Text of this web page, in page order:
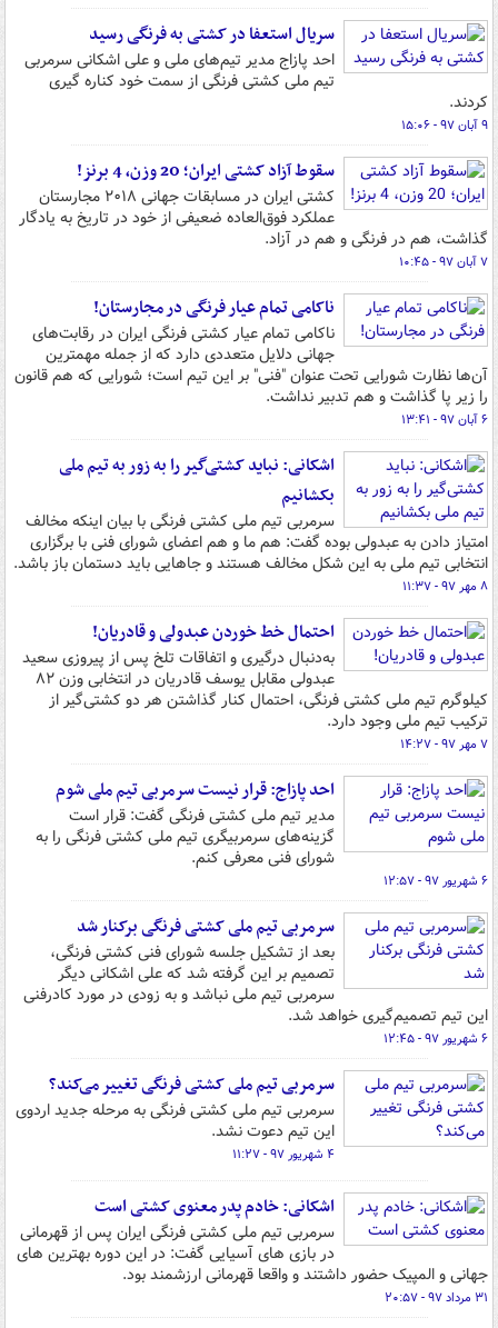
سریال استعفا در کشتی به فرنگی رسید
احد پازاج مدیر تیم‌های ملی و علی اشکانی سرمربی
تیم ملی کشتی فرنگی از سمت خود کناره گیری
کردند.
۹ آبان ۹۷ - ۱۵:۰۶
سقوط آزاد کشتی ایران؛ 20 وزن، 4 برنز!
کشتی‌ ایران در مسابقات جهانی ۲۰۱۸ مجارستان
عملکرد فوق‌العاده ضعیفی از خود در تاریخ به یادگار
گذاشت، هم در فرنگی و هم در آزاد.
۷ آبان ۹۷ - ۱۰:۴۵
ناکامی تمام عیار فرنگی در مجارستان!
ناکامی تمام عیار کشتی فرنگی ایران در رقابت‌های
جهانی دلایل متعددی دارد که از جمله مهمترین
آن‌ها نظارت شورایی تحت عنوان "فنی" بر این تیم است؛ شورایی که هم قانون
را زیر پا گذاشت و هم تدبیر نداشت.
۶ آبان ۹۷ - ۱۳:۴۱
اشکانی: نباید کشتی‌گیر را به زور به تیم ملی
بکشانیم
سرمربی تیم ملی کشتی فرنگی با بیان اینکه مخالف
امتیاز دادن به عبدولی بوده گفت: هم ما و هم اعضای شورای فنی با برگزاری
انتخابی تیم ملی به این شکل مخالف هستند و جاهایی باید دستمان باز باشد.
۸ مهر ۹۷ - ۱۱:۳۷
احتمال خط خوردن عبدولی و قادریان!
به‌دنبال درگیری و اتفاقات تلخ پس از پیروزی سعید
عبدولی مقابل یوسف قادریان در انتخابی وزن ۸۲
کیلوگرم تیم ملی کشتی فرنگی، احتمال کنار گذاشتن هر دو کشتی‌گیر از
ترکیب تیم ملی وجود دارد.
۷ مهر ۹۷ - ۱۴:۲۷
احد پازاج: قرار نیست سرمربی تیم ملی شوم
مدیر تیم‌ ملی کشتی فرنگی گفت: قرار است
گزینه‌های سرمربیگری تیم ملی کشتی فرنگی را به
شورای فنی معرفی کنم.
۶ شهریور ۹۷ - ۱۲:۵۷
سرمربی تیم ملی کشتی فرنگی برکنار شد
بعد از تشکیل جلسه شورای فنی کشتی فرنگی،
تصمیم بر این گرفته شد که علی اشکانی دیگر
سرمربی تیم ملی نباشد و به زودی در مورد کادرفنی
این تیم تصمیم‌گیری خواهد شد.
۶ شهریور ۹۷ - ۱۲:۴۵
سرمربی تیم ملی کشتی فرنگی تغییر می‌کند؟
سرمربی تیم ملی کشتی فرنگی به مرحله جدید اردوی
این تیم دعوت نشد.
۴ شهریور ۹۷ - ۱۱:۲۷
اشکانی: خادم پدر معنوی کشتی است
سرمربی تیم ملی کشتی فرنگی ایران پس از قهرمانی
در بازی های آسیایی گفت: در این دوره بهترین های
جهانی و المپیک حضور داشتند و واقعا قهرمانی ارزشمند بود.
۳۱ مرداد ۹۷ - ۲۰:۵۷